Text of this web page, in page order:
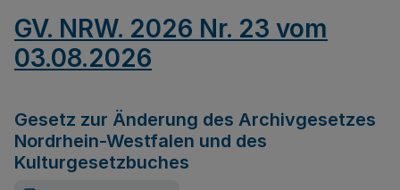
GV. NRW. 2026 Nr. 23 vom
03.08.2026
Gesetz zur Änderung des Archivgesetzes
Nordrhein-Westfalen und des
Kulturgesetzbuches